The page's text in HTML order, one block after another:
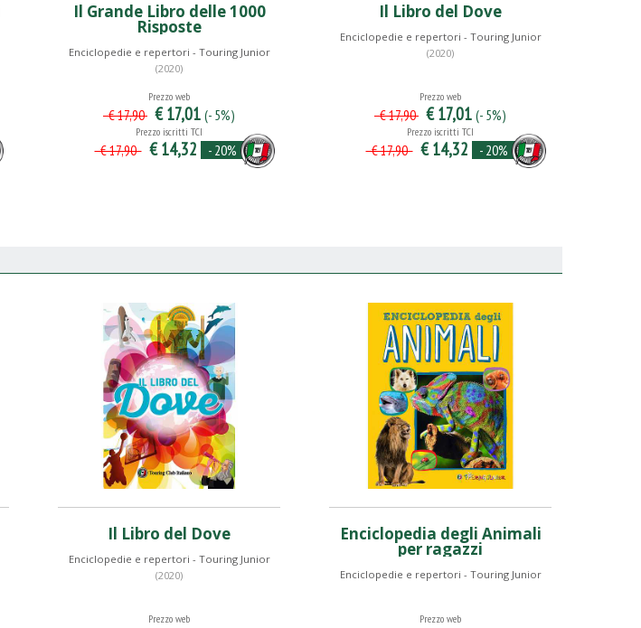
Il Grande Libro delle 1000
Risposte
Enciclopedie e repertori - Touring Junior
(2020)
Prezzo web
€ 17,90 € 17,01 (- 5%)
Prezzo iscritti TCI
€ 17,90 € 14,32 - 20%
Il Libro del Dove
Enciclopedie e repertori - Touring Junior
(2020)
Prezzo web
€ 17,90 € 17,01 (- 5%)
Prezzo iscritti TCI
€ 17,90 € 14,32 - 20%
Il Libro del Dove
Enciclopedie e repertori - Touring Junior
(2020)
Prezzo web
Enciclopedia degli Animali
per ragazzi
Enciclopedie e repertori - Touring Junior
Prezzo web